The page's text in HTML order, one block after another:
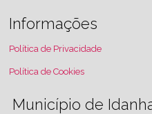
Informações
Política de Privacidade
Política de Cookies
Município de